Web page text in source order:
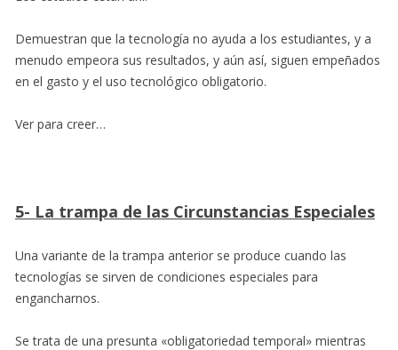
Demuestran que la tecnología no ayuda a los estudiantes, y a
menudo empeora sus resultados, y aún así, siguen empeñados
en el gasto y el uso tecnológico obligatorio.
Ver para creer…
5- La trampa de las Circunstancias Especiales
Una variante de la trampa anterior se produce cuando las
tecnologías se sirven de condiciones especiales para
engancharnos.
Se trata de una presunta «obligatoriedad temporal» mientras